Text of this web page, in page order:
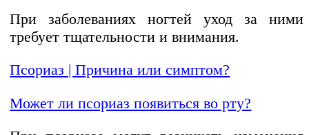
При заболеваниях ногтей уход за ними
требует тщательности и внимания.
Псориаз | Причина или симптом?
Может ли псориаз появиться во рту?